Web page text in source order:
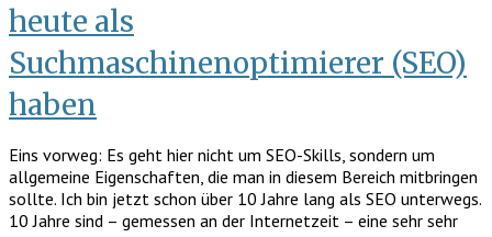
heute als
Suchmaschinenoptimierer (SEO)
haben
Eins vorweg: Es geht hier nicht um SEO-Skills, sondern um
allgemeine Eigenschaften, die man in diesem Bereich mitbringen
sollte. Ich bin jetzt schon über 10 Jahre lang als SEO unterwegs.
10 Jahre sind – gemessen an der Internetzeit – eine sehr sehr